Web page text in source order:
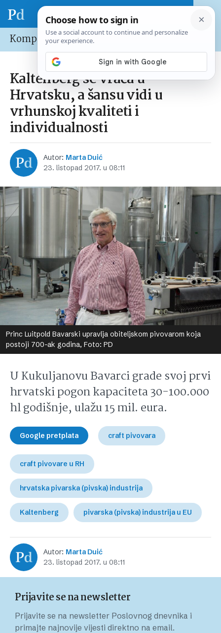
Kompanije
Kaltenberg se vraća u
Hrvatsku, a šansu vidi u
vrhunskoj kvaliteti i
individualnosti
Autor: Marta Duić
23. listopad 2017. u 08:11
Princ Luitpold Bavarski upravlja obiteljskom pivovarom koja
postoji 700-ak godina, Foto: PD
U Kukuljanovu Bavarci grade svoj prvi
hrvatski pogon kapaciteta 30-100.000
hl godišnje, ulažu 15 mil. eura.
Google pretplata craft pivovara
craft pivovare u RH
hrvatska pivarska (pivska) industrija
Kaltenberg pivarska (pivska) industrija u EU
Autor: Marta Duić
23. listopad 2017. u 08:11
Prijavite se na newsletter
Prijavite se na newsletter Poslovnog dnevnika i
primajte najnovije vijesti direktno na email.